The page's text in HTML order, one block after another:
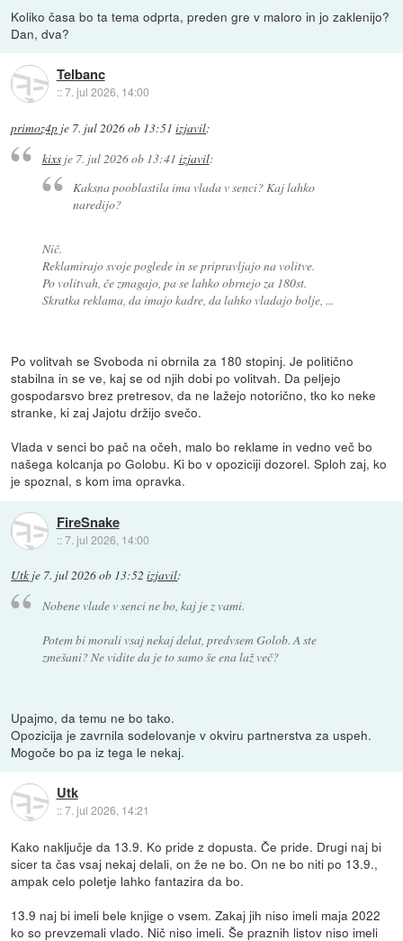
Koliko časa bo ta tema odprta, preden gre v maloro in jo zaklenijo?
Dan, dva?
Telbanc
::7. jul 2026, 14:00
primoz4p je 7. jul 2026 ob 13:51 izjavil:
kixsje 7. jul 2026 ob 13:41 izjavil:
Kaksna pooblastila ima vlada v senci? Kaj lahko
naredijo?
Nič.
Reklamirajo svoje poglede in se pripravljajo na volitve.
Po volitvah, če zmagajo, pa se lahko obrnejo za 180st.
Skratka reklama, da imajo kadre, da lahko vladajo bolje, ...
Po volitvah se Svoboda ni obrnila za 180 stopinj. Je politično
stabilna in se ve, kaj se od njih dobi po volitvah. Da peljejo
gospodarsvo brez pretresov, da ne lažejo notorično, tko ko neke
stranke, ki zaj Jajotu držijo svečo.
Vlada v senci bo pač na očeh, malo bo reklame in vedno več bo
našega kolcanja po Golobu. Ki bo v opoziciji dozorel. Sploh zaj, ko
je spoznal, s kom ima opravka.
FireSnake
::7. jul 2026, 14:00
Utk je 7. jul 2026 ob 13:52 izjavil:
Nobene vlade v senci ne bo, kaj je z vami.
Potem bi morali vsaj nekaj delat, predvsem Golob. A ste
zmešani? Ne vidite da je to samo še ena laž več?
Upajmo, da temu ne bo tako.
Opozicija je zavrnila sodelovanje v okviru partnerstva za uspeh.
Mogoče bo pa iz tega le nekaj.
Utk
::7. jul 2026, 14:21
Kako naključje da 13.9. Ko pride z dopusta. Če pride. Drugi naj bi
sicer ta čas vsaj nekaj delali, on že ne bo. On ne bo niti po 13.9.,
ampak celo poletje lahko fantazira da bo.
13.9 naj bi imeli bele knjige o vsem. Zakaj jih niso imeli maja 2022
ko so prevzemali vlado. Nič niso imeli. Še praznih listov niso imeli